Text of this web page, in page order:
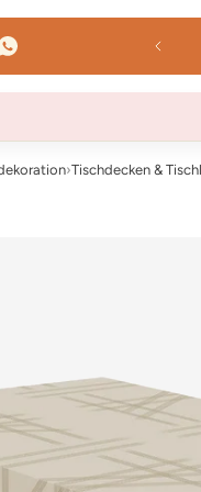
›Tischdecken &